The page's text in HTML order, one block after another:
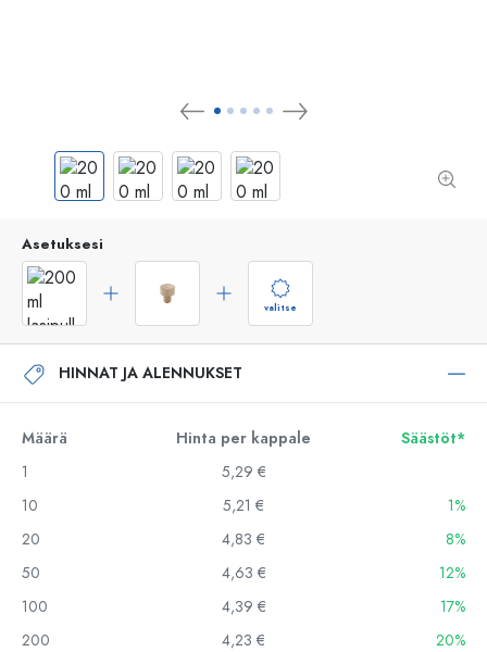
Asetuksesi
valitse
HINNAT JA ALENNUKSET
Määrä Hinta per kappale
Säästöt*
1
5,29 €
10
5,21 €
1%
20
4,83 €
8%
50
4,63 €
12%
100
4,39 €
17%
200
4,23 €
20%